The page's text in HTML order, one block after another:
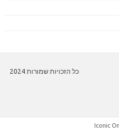
כל הזכויות שמורות 2024
Iconic